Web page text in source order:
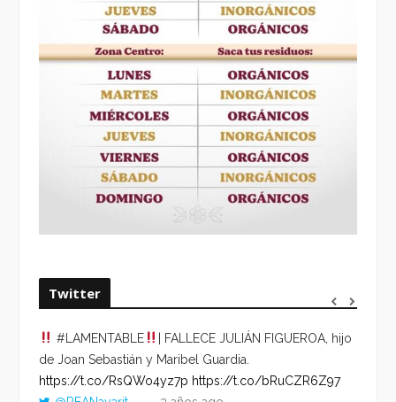
Twitter
#LAMENTABLE
| FALLECE JULIÁN FIGUEROA, hijo
de Joan Sebastián y Maribel Guardia.
https://t.co/RsQWo4yz7p https://t.co/bRuCZR6Z97